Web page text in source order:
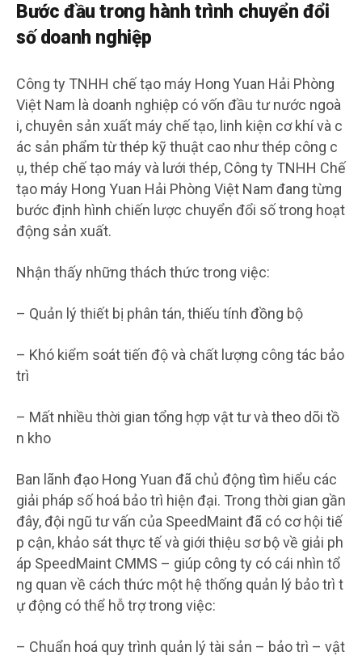
Bước đầu trong hành trình chuyển đổi
số doanh nghiệp
Công ty TNHH chế tạo máy Hong Yuan Hải Phòng
Việt Nam là doanh nghiệp có vốn đầu tư nước ngoà
i, chuyên sản xuất máy chế tạo, linh kiện cơ khí và c
ác sản phẩm từ thép kỹ thuật cao như thép công c
ụ, thép chế tạo máy và lưới thép, Công ty TNHH Chế
tạo máy Hong Yuan Hải Phòng Việt Nam đang từng
bước định hình chiến lược chuyển đổi số trong hoạt
động sản xuất.
Nhận thấy những thách thức trong việc:
– Quản lý thiết bị phân tán, thiếu tính đồng bộ
– Khó kiểm soát tiến độ và chất lượng công tác bảo
trì
– Mất nhiều thời gian tổng hợp vật tư và theo dõi tồ
n kho
Ban lãnh đạo Hong Yuan đã chủ động tìm hiểu các
giải pháp số hoá bảo trì hiện đại. Trong thời gian gần
đây, đội ngũ tư vấn của SpeedMaint đã có cơ hội tiế
p cận, khảo sát thực tế và giới thiệu sơ bộ về giải ph
áp SpeedMaint CMMS – giúp công ty có cái nhìn tổ
ng quan về cách thức một hệ thống quản lý bảo trì t
ự động có thể hỗ trợ trong việc:
– Chuẩn hoá quy trình quản lý tài sản – bảo trì – vật